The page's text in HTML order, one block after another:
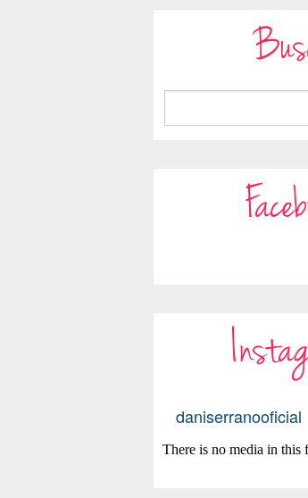
daniserranooficial
There is no media in this